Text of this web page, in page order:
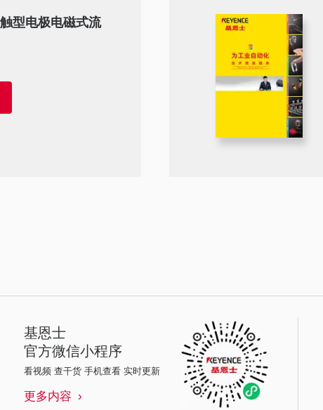
型电极电磁式流
基恩士
官方微信小程序
看视频 查干货 手机查看 实时更新
更多内容